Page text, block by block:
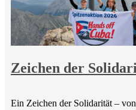
Zeichen der
Ein Zeichen der Solidarität –